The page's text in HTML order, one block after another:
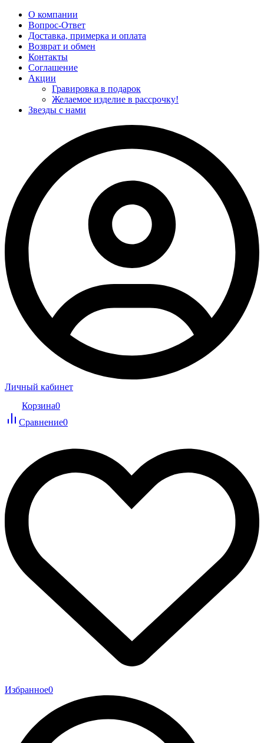
О компании
Вопрос-Ответ
Доставка, примерка и оплата
Возврат и обмен
Контакты
Соглашение
Акции
Гравировка в подарок
Желаемое изделие в рассрочку!
Звезды с нами
Личный кабинет
Корзина0
Сравнение0
Избранное0